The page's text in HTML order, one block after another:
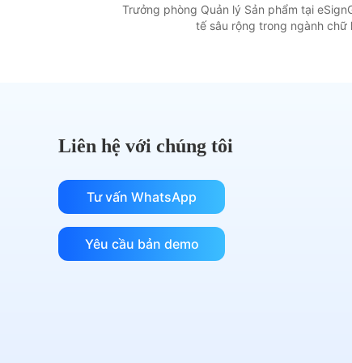
ký và theo dõi hoàn thành, được xây dựng
phản hồi JSON có cấu trúc cho các sự kiện ký.
Trưởng phòng Quản lý Sản phẩm tại
tế sâu rộng trong ngành chữ
Liên hệ với chúng tôi
Tư vấn WhatsApp
Yêu cầu bản demo